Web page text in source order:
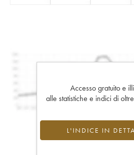
Accesso gratuito e
alle statistiche e indici di
L'INDICE IN